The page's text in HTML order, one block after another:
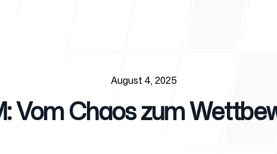
August 4, 2025
Vom Chaos zum